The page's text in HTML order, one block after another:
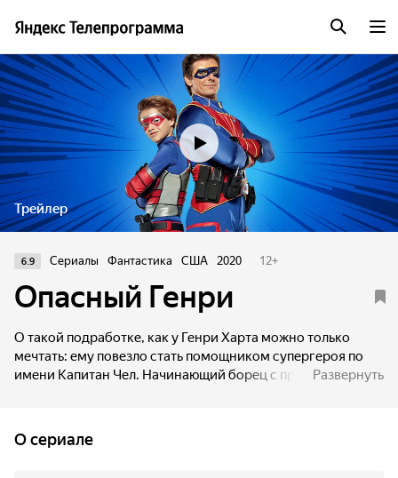
Трейлер
6.9 Сериалы Фантастика США 2020 12+
Опасный Генри
О такой подработке, как у Генри Харта можно только
мечтать: ему повезло стать помощником супергероя по
имени Капитан Чел. Начинающий борец с преступностью
помогает спасти мир – совсем неплохо для школьника, не
так ли? Генри приходится непросто, ведь он должен
Развернуть
O сериале